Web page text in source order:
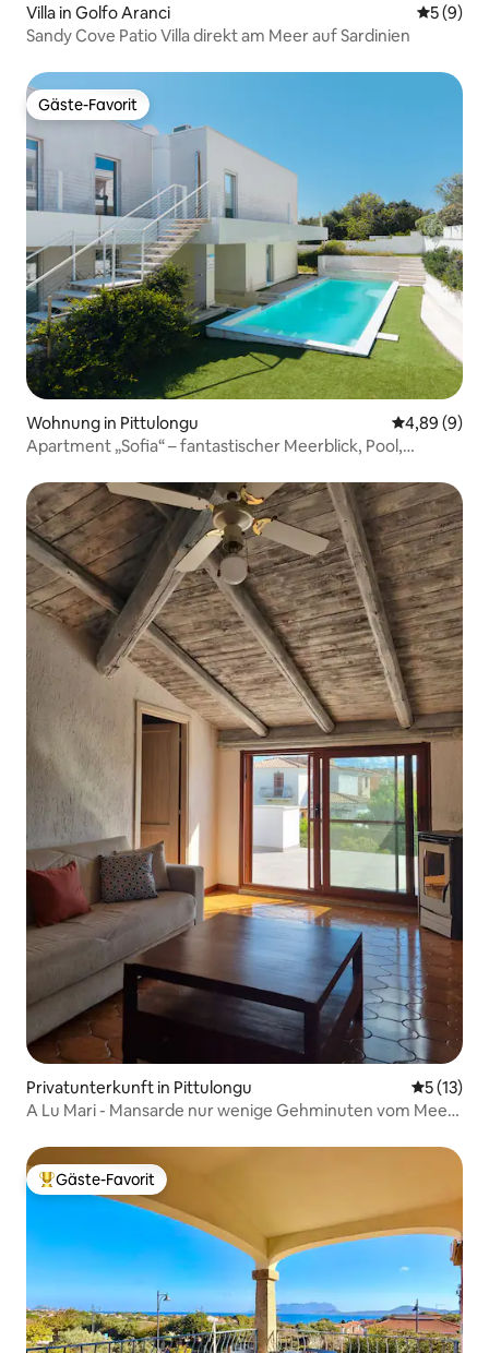
Villa in Golfo Aranci
5 (9)
Sandy Cove Patio Villa direkt am Meer auf Sardinien
Gäste-Favorit
Gäste-Favorit
Wohnung in Pittulongu
4,89 (9)
Apartment „Sofia“ – fantastischer Meerblick, Pool,
Privatunterkunft in Pittulongu
5 (13)
A Lu Mari - Mansarde nur wenige Gehminuten vom Meer
Beliebter Gäste-Favorit.
Gäste-Favorit